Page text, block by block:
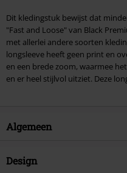
Dit kledingstuk bewijst dat
"Fast and Loose" van Black
met allerlei andere soorten
longsleeve heeft geen print en
en een brede zoom, waarmee
en er heel stijlvol uitziet. Deze
Algemeen
Artikelnr.
Design